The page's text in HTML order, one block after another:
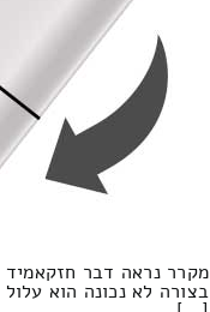
מקרר נראה דבר חזקאמיד
בצורה לא נכונה הוא